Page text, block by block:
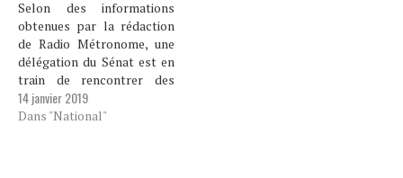
Selon des informations
obtenues par la rédaction
de Radio Métronome, une
délégation du Sénat est en
train de rencontrer des
membres de la Chambre
des députés question de
14 janvier 2019
Dans "National"